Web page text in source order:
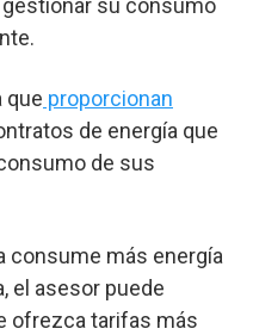
su consumo
que proporcionan
de energía que
de sus
consume más energía
el asesor puede
ofrezca tarifas más